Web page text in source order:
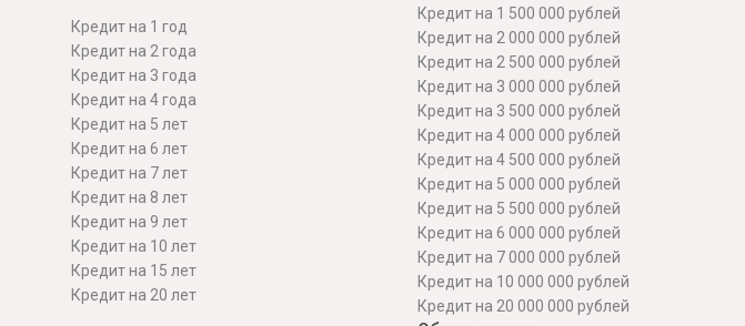
Кредит на 1 год
Кредит на 2 года
Кредит на 3 года
Кредит на 4 года
Кредит на 5 лет
Кредит на 6 лет
Кредит на 7 лет
Кредит на 8 лет
Кредит на 9 лет
Кредит на 10 лет
Кредит на 15 лет
Кредит на 20 лет
Кредит на 1 500 000 рублей
Кредит на 2 000 000 рублей
Кредит на 2 500 000 рублей
Кредит на 3 000 000 рублей
Кредит на 3 500 000 рублей
Кредит на 4 000 000 рублей
Кредит на 4 500 000 рублей
Кредит на 5 000 000 рублей
Кредит на 5 500 000 рублей
Кредит на 6 000 000 рублей
Кредит на 7 000 000 рублей
Кредит на 10 000 000 рублей
Кредит на 20 000 000 рублей